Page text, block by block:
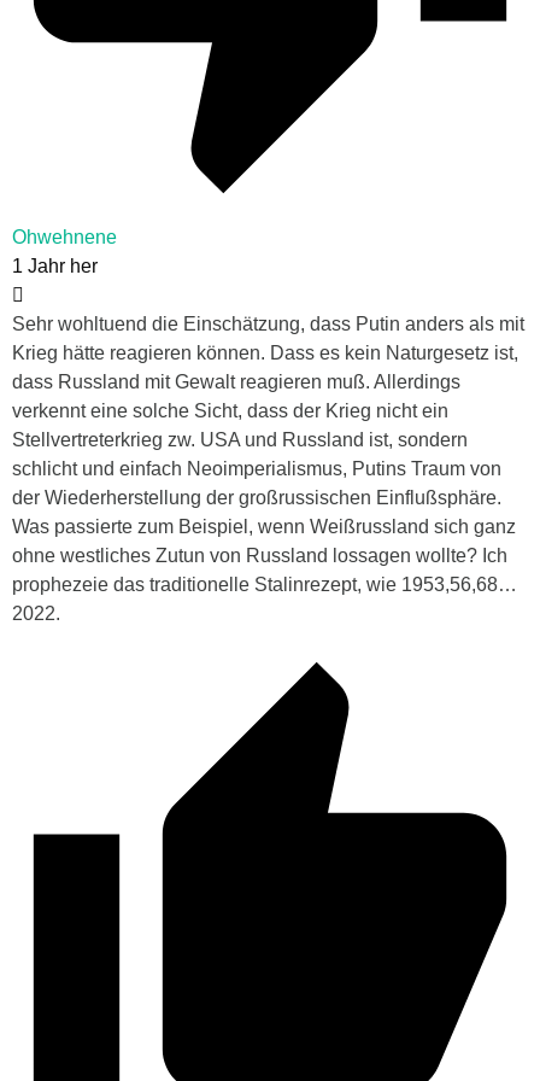
Ohwehnene
1 Jahr her
Sehr wohltuend die Einschätzung, dass Putin anders als mit
Krieg hätte reagieren können. Dass es kein Naturgesetz ist,
dass Russland mit Gewalt reagieren muß. Allerdings
verkennt eine solche Sicht, dass der Krieg nicht ein
Stellvertreterkrieg zw. USA und Russland ist, sondern
schlicht und einfach Neoimperialismus, Putins Traum von
der Wiederherstellung der großrussischen Einflußsphäre.
Was passierte zum Beispiel, wenn Weißrussland sich ganz
ohne westliches Zutun von Russland lossagen wollte? Ich
prophezeie das traditionelle Stalinrezept, wie 1953,56,68…
2022.